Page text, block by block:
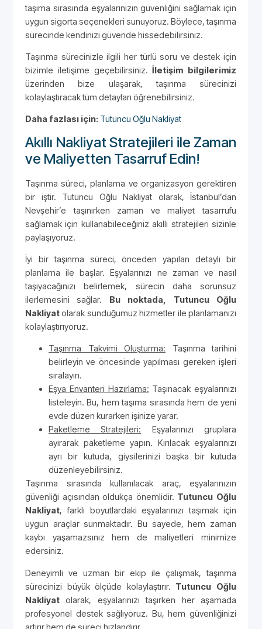
taşıma sırasında eşyalarınızın güvenliğini sağlamak için
uygun sigorta seçenekleri sunuyoruz. Böylece, taşınma
sürecinde kendinizi güvende hissedebilirsiniz.
Taşınma sürecinizle ilgili her türlü soru ve destek için
bizimle iletişime geçebilirsiniz.İletişim bilgilerimiz
üzerinden bize ulaşarak, taşınma sürecinizi
kolaylaştıracak tüm detayları öğrenebilirsiniz.
Daha fazlası için: Tutuncu Oğlu Nakliyat
Akıllı Nakliyat Stratejileri ile Zaman
ve Maliyetten Tasarruf Edin!
Taşınma süreci, planlama ve organizasyon gerektiren
bir iştir. Tutuncu Oğlu Nakliyat olarak, İstanbul’dan
Nevşehir’e taşınırken zaman ve maliyet tasarrufu
sağlamak için kullanabileceğiniz akıllı stratejileri sizinle
paylaşıyoruz.
İyi bir taşınma süreci, önceden yapılan detaylı bir
planlama ile başlar. Eşyalarınızı ne zaman ve nasıl
taşıyacağınızı belirlemek, sürecin daha sorunsuz
ilerlemesini sağlar. Bu noktada, Tutuncu Oğlu
Nakliyatolarak sunduğumuz hizmetler ile planlamanızı
kolaylaştırıyoruz.
Taşınma Takvimi Oluşturma: Taşınma tarihini
belirleyin ve öncesinde yapılması gereken işleri
sıralayın.
Eşya Envanteri Hazırlama: Taşınacak eşyalarınızı
listeleyin. Bu, hem taşıma sırasında hem de yeni
evde düzen kurarken işinize yarar.
Paketleme Stratejileri: Eşyalarınızı gruplara
ayırarak paketleme yapın. Kırılacak eşyalarınızı
ayrı bir kutuda, giysilerinizi başka bir kutuda
düzenleyebilirsiniz.
Taşınma sırasında kullanılacak araç, eşyalarınızın
güvenliği açısından oldukça önemlidir. Tutuncu Oğlu
Nakliyat, farklı boyutlardaki eşyalarınızı taşımak için
uygun araçlar sunmaktadır. Bu sayede, hem zaman
kaybı yaşamazsınız hem de maliyetleri minimize
edersiniz.
Deneyimli ve uzman bir ekip ile çalışmak, taşınma
sürecinizi büyük ölçüde kolaylaştırır. Tutuncu Oğlu
Nakliyat olarak, eşyalarınızı taşırken her aşamada
profesyonel destek sağlıyoruz. Bu, hem güvenliğinizi
artırır hem de süreci hızlandırır.